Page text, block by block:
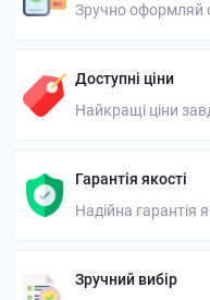
Зручно оформляй
Доступні ціни
Найкращі ціни
Гарантія якості
Надійна гарантія
Зручний вибір